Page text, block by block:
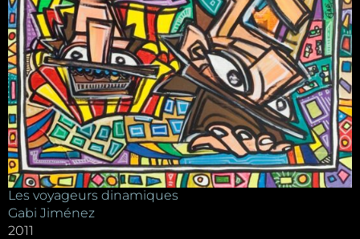
Les voyageurs dinamiques
Gabi Jiménez
2011